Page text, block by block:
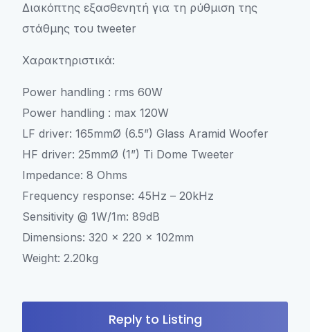
Διακόπτης εξασθενητή για τη ρύθμιση της
στάθμης του tweeter
Χαρακτηριστικά:
Power handling : rms 60W
Power handling : max 120W
LF driver: 165mmØ (6.5”) Glass Aramid Woofer
HF driver: 25mmØ (1”) Ti Dome Tweeter
Impedance: 8 Ohms
Frequency response: 45Hz – 20kHz
Sensitivity @ 1W/1m: 89dB
Dimensions: 320 x 220 x 102mm
Weight: 2.20kg
Reply to Listing